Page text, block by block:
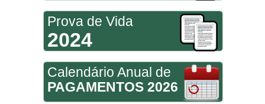
Prova de Vida
2024
Calendário Anual de
PAGAMENTOS 2026